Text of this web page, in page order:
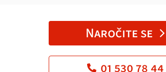
Naročite se
01 530 78 44